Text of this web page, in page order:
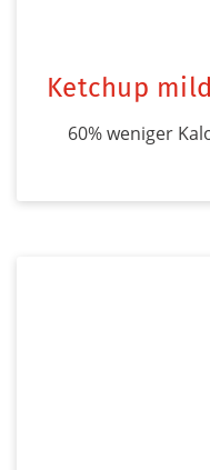
Ketchup
60% weniger